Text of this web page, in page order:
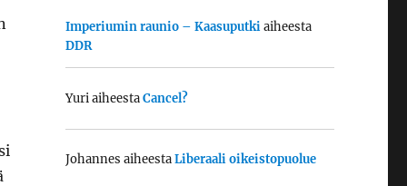
Imperiumin raunio – Kaasuputkiaiheesta
DDR
YuriaiheestaCancel?
Johannes aiheestaLiberaali oikeistopuolue